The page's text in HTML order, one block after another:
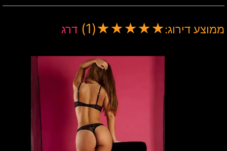
ממוצע דירוג:★
★
★
★
★
(1) דרג